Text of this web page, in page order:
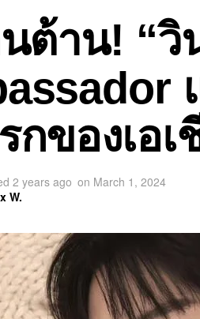
นต้าน! “
กของเอเ
2 years ago on March 1, 2024
W.